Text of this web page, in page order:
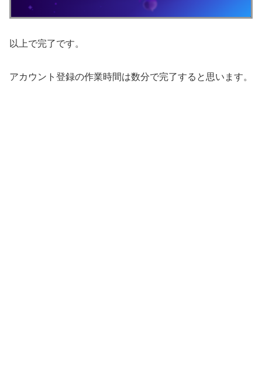
以上で完了です。
アカウント登録の作業時間は数分で完了すると思います。